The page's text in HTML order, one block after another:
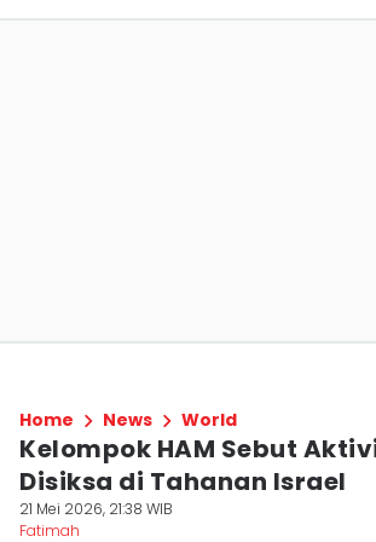
Home News World
Kelompok HAM Sebut
Disiksa di Tahanan Israel
21 Mei 2026, 21:38 WIB
Fatimah